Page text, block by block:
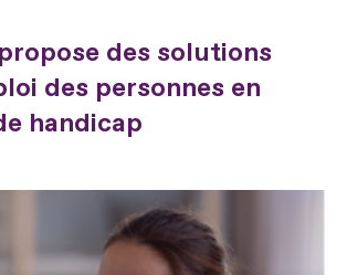
des solutions
des personnes en
handicap